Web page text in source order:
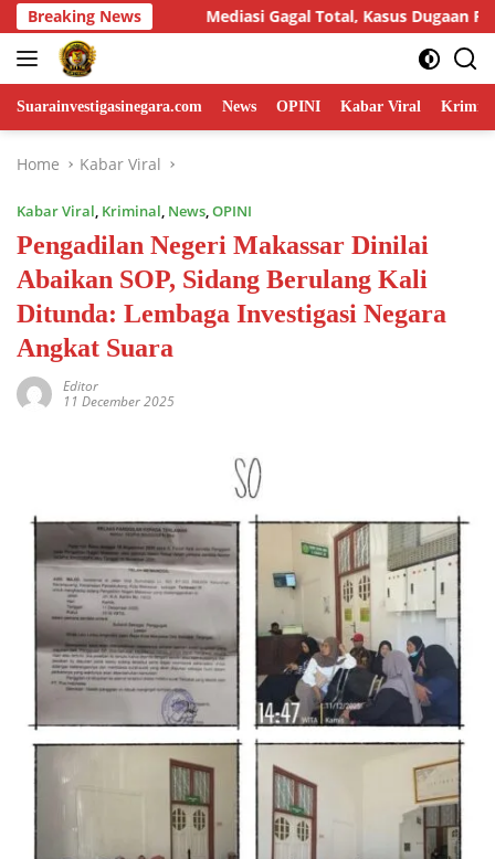
Skip
to
content
Breaking News
Total, Kasus Dugaan Penggelapan Honda HR-V Rp130
Suarainvestigasinegara.com News OPINI Kabar Viral
Home Kabar Viral
Kabar Viral, Kriminal, News,OPINI
Pengadilan Negeri Makassar Dinilai
Abaikan SOP, Sidang Berulang Kali
Ditunda: Lembaga Investigasi Negara
Angkat Suara
Editor
11 December 2025